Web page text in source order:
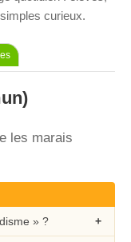
curieux.
les marais
» ?